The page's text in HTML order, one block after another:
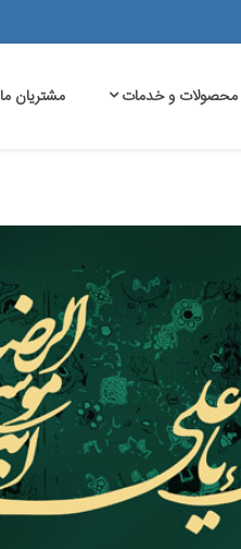
محصولات و خدمات مشتریان ما